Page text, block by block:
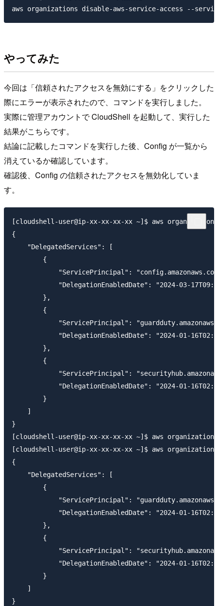
やってみた
今回は「信頼されたアクセスを無効にする」をクリックした
際にエラーが表示されたので、コマンドを実行しました。
実際に管理アカウントで CloudShell を起動して、実行した
結果がこちらです。
結論に記載したコマンドを実行した後、Config が一覧から
消えているか確認しています。
確認後、Config の信頼されたアクセスを無効化していま
す。
[cloudshell-user@ip-xx-xx-xx-xx ~]$ aws
{
    "DelegatedServices": [
        {
"ServicePrincipal":
"DelegationEnabledDate": "2024-03-
        },
        {
"ServicePrincipal":
"DelegationEnabledDate": "2024-01-
        },
        {
"ServicePrincipal":
"DelegationEnabledDate": "2024-01-
        }
    ]
}
[cloudshell-user@ip-xx-xx-xx-xx ~]$ aws
[cloudshell-user@ip-xx-xx-xx-xx ~]$ aws
{
    "DelegatedServices": [
        {
"ServicePrincipal":
"DelegationEnabledDate": "2024-01-
        },
        {
"ServicePrincipal":
"DelegationEnabledDate": "2024-01-
        }
    ]
}